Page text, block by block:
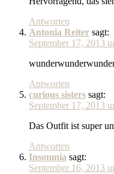
Antworten
Antonia Reiter sagt:
September 17, 2013
Antworten
curious sisters sagt:
September 17, 2013
Das Outfit ist super
Antworten
Insomnia sagt:
September 16, 2013